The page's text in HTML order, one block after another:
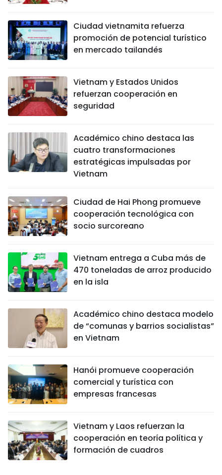
Ciudad vietnamita refuerza
promoción de potencial turístico
en mercado tailandés
Vietnam y Estados Unidos
refuerzan cooperación en
seguridad
Académico chino destaca las
cuatro transformaciones
estratégicas impulsadas por
Vietnam
Ciudad de Hai Phong promueve
cooperación tecnológica con
socio surcoreano
Vietnam entrega a Cuba más de
470 toneladas de arroz producido
en la isla
Académico chino destaca modelo
de “comunas y barrios socialistas”
en Vietnam
Hanói promueve cooperación
comercial y turística con
empresas francesas
Vietnam y Laos refuerzan la
cooperación en teoría política y
formación de cuadros